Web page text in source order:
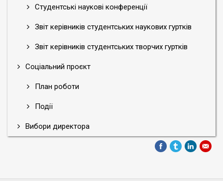
Студентські наукові конференції
Звіт керівників студентських наукових гуртків
Звіт керівників студентських творчих гуртків
Соціальний проєкт
План роботи
Події
Вибори директора